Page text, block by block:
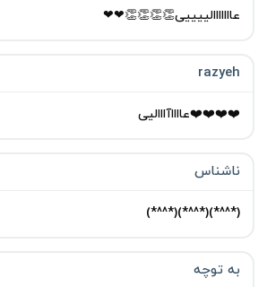
عااااااالییییی👏👏👏👏❤❤
razyeh
❤️❤️❤️❤️عااااآااالیی
ناشناس
(*^^*)(*^^*)(*^^*)
به توچه